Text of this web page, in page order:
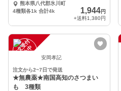
熊本県八代郡氷川町
4種類各1k 合計4k
1,944円
+送料1,380円
注
文
受
付
停
止
中 安岡孝記
注文から2~7日で発送
★無農薬★南国高知のさつまい
も 3種類